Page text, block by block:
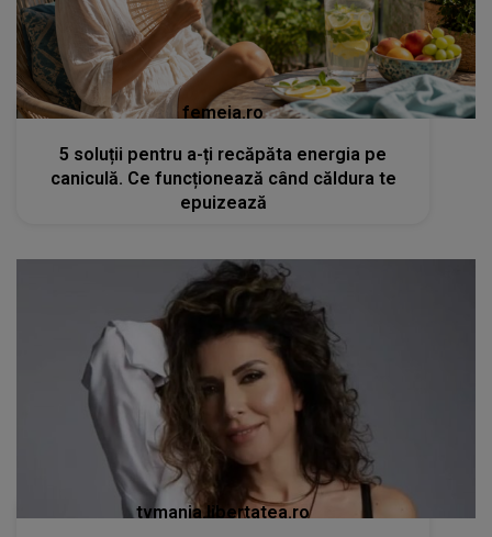
femeia.ro
5 soluții pentru a-ți recăpăta energia pe
caniculă. Ce funcționează când căldura te
epuizează
tvmania.libertatea.ro